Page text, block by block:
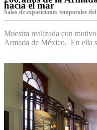
hacia el mar
Salas de exposiciones temporales
Muestra realizada con
Armada de México. En ella